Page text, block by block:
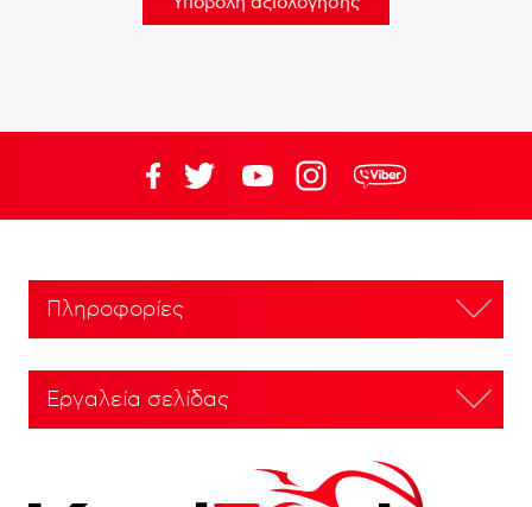
Πληροφορίες
Εργαλεία σελίδας